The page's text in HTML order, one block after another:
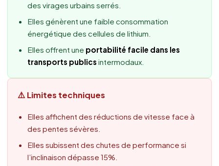
des virages urbains serrés.
Elles génèrent une faible consommation
énergétique des cellules de lithium.
Elles offrent une portabilité facile dans les
transports publics intermodaux.
⚠️ Limites techniques
Elles affichent des réductions de vitesse face à
des pentes sévères.
Elles subissent des chutes de performance si
l’inclinaison dépasse 15%.